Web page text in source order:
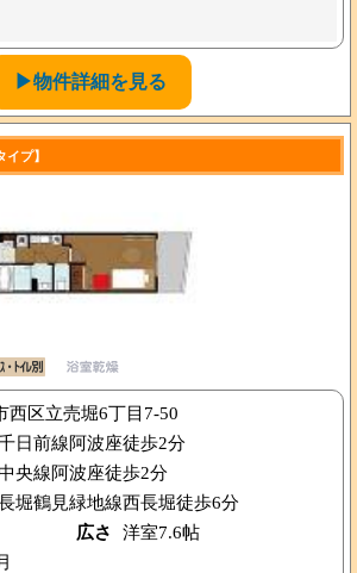
▶物件詳細を見る
プ】
西区立売堀6丁目7-50
日前線阿波座徒歩2分
央線阿波座徒歩2分
堀鶴見緑地線西長堀徒歩6分
広さ
洋室7.6帖